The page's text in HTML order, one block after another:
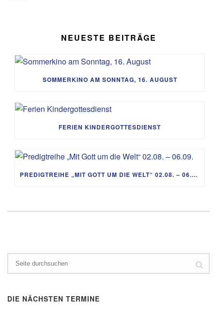
NEUESTE BEITRÄGE
SOMMERKINO AM SONNTAG, 16. AUGUST
FERIEN KINDERGOTTESDIENST
PREDIGTREIHE „MIT GOTT UM DIE WELT“ 02.08. – 06.09.
DIE NÄCHSTEN TERMINE